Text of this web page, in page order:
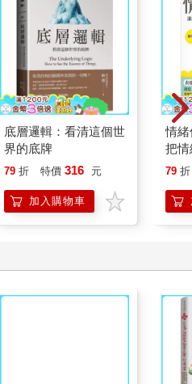
底層邏輯：看清這個世
界的底牌
79 折 特價 316 元
加入購物車
情
把
誰
79 折